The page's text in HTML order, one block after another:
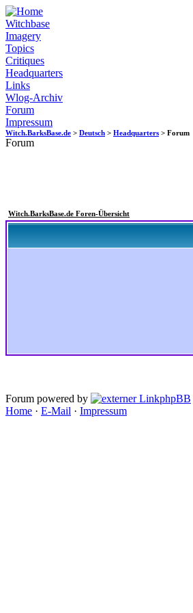
Witchbase
Imagery
Topics
Critiques
Headquarters
Links
Wlog-Archiv
Forum
Impressum
Witch.BarksBase.de > Deutsch > Headquarters > Forum
Forum
Witch.BarksBase.de Foren-Übersicht
Forum powered by phpBB
Home · E-Mail · Impressum